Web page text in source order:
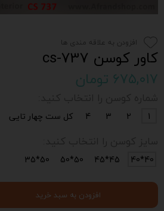
کاور کوسن cs-737
۶۷۵,۰۱۷ تومان
1
2
3
4 کل ست چهار تایی
40*40
45*45
50*50
50*35
افزودن به سبد خرید
افزودن به علاقه مندی ها